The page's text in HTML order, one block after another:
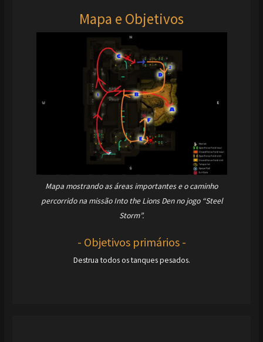
Mapa e Objetivos
Mapa mostrando as áreas importantes e o caminho
percorrido na missão Into the Lions Den no jogo “Steel
Storm”.
- Objetivos primários -
Destrua todos os tanques pesados.